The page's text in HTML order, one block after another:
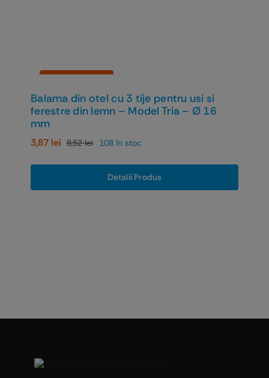
Balama din otel cu 3 tije pentru usi si
ferestre din lemn – Model Tria – Ø 16
mm
8,52leiPrețul
inițial
fost:
3,87 lei
Prețul
curent
este:
3,87 lei.
108 în stoc
Detalii Produs